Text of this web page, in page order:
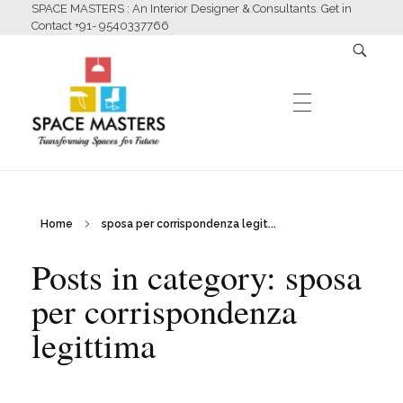
SPACE MASTERS : An Interior Designer & Consultants. Get in
Contact +91- 9540337766
ABOUT US
SERVICES
Home sposa per corrispondenza legit...
Posts in category: sposa
per corrispondenza
legittima